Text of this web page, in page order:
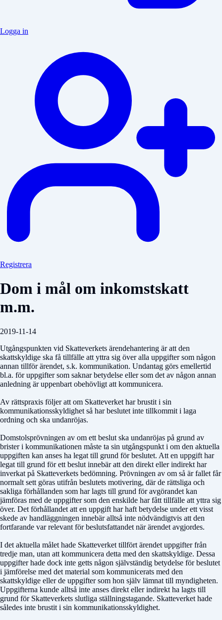
Logga in
Registrera
Dom i mål om inkomstskatt
m.m.
2019-11-14
Utgångspunkten vid Skatteverkets ärendehantering är att den
skattskyldige ska få tillfälle att yttra sig över alla uppgifter som någon
annan tillför ärendet, s.k. kommunikation. Undantag görs emellertid
bl.a. för uppgifter som saknar betydelse eller som det av någon annan
anledning är uppenbart obehövligt att kommunicera.
Av rättspraxis följer att om Skatteverket har brustit i sin
kommunikationsskyldighet så har beslutet inte tillkommit i laga
ordning och ska undanröjas.
Domstolsprövningen av om ett beslut ska undanröjas på grund av
brister i kommunikationen måste ta sin utgångspunkt i om den aktuella
uppgiften kan anses ha legat till grund för beslutet. Att en uppgift har
legat till grund för ett beslut innebär att den direkt eller indirekt har
inverkat på Skatteverkets bedömning. Prövningen av om så är fallet får
normalt sett göras utifrån beslutets motivering, där de rättsliga och
sakliga förhållanden som har lagts till grund för avgörandet kan
jämföras med de uppgifter som den enskilde har fått tillfälle att yttra sig
över. Det förhållandet att en uppgift har haft betydelse under ett visst
skede av handläggningen innebär alltså inte nödvändigtvis att den
fortfarande var relevant för beslutsfattandet när ärendet avgjordes.
I det aktuella målet hade Skatteverket tillfört ärendet uppgifter från
tredje man, utan att kommunicera detta med den skattskyldige. Dessa
uppgifter hade dock inte getts någon självständig betydelse för beslutet
i jämförelse med det material som kommunicerats med den
skattskyldige eller de uppgifter som hon själv lämnat till myndigheten.
Uppgifterna kunde alltså inte anses direkt eller indirekt ha lagts till
grund för Skatteverkets slutliga ställningstagande. Skatteverket hade
således inte brustit i sin kommunikationsskyldighet.